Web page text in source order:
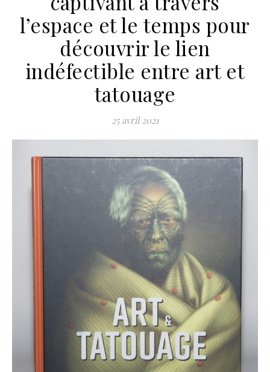
l’espace et le temps pour
découvrir le lien
indéfectible entre art et
tatouage
25 avril 2021